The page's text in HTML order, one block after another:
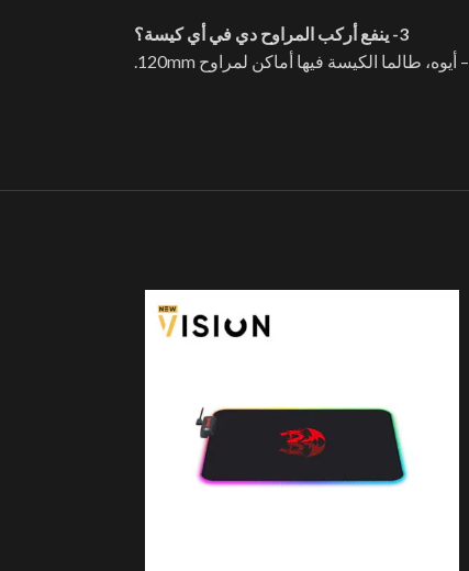
3- ينفع أركب المراوح دي في أي كيسة؟
– أيوه، طالما الكيسة فيها أماكن لمراوح 120mm.